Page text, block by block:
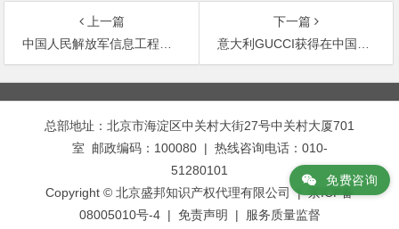
上一篇
中国人民解放军信息工程大学与河南阿波罗自动化有限责任公司技术开发合同纠纷案
下一篇
意大利GUCCI获得在中国首个知识产权案胜诉
文
章
总部地址：北京市海淀区中关村大街27号中关村大厦701
室 邮政编码：100080 | 热线咨询电话：010-
51280101
Copyright © 北京盛邦知识产权代理有限公司 | 京ICP备
08005010号-4 | 免责声明 | 服务质量监督
免费咨询